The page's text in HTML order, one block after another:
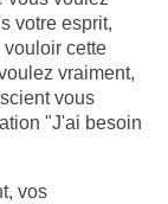
votre esprit,
cette
vraiment,
vous
"J'ai besoin
vos